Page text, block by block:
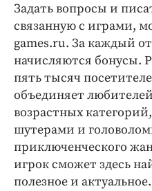
Медиаперсона
Интересное чтиво
Клиника года
Бренд года
Работодатель
Задать вопросы и
связанную с играми,
games.ru. За каждый
начисляются бонусы.
пять тысяч
объединяет
возрастных
шутерами и
приключенческого
игрок сможет здесь
полезное и актуальное.